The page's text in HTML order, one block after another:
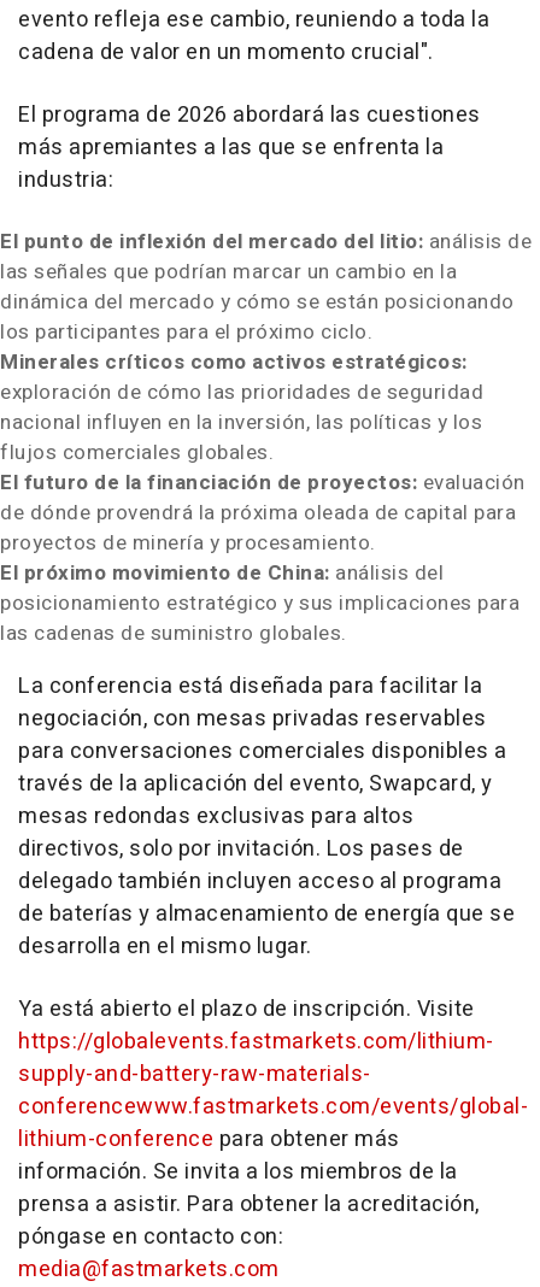
evento refleja ese cambio, reuniendo a toda la
cadena de valor en un momento crucial".
El programa de 2026 abordará las cuestiones
más apremiantes a las que se enfrenta la
industria:
El punto de inflexión del mercado del litio: análisis de
las señales que podrían marcar un cambio en la
dinámica del mercado y cómo se están posicionando
los participantes para el próximo ciclo.
Minerales críticos como activos estratégicos:
exploración de cómo las prioridades de seguridad
nacional influyen en la inversión, las políticas y los
flujos comerciales globales.
El futuro de la financiación de proyectos: evaluación
de dónde provendrá la próxima oleada de capital para
proyectos de minería y procesamiento.
El próximo movimiento de China: análisis del
posicionamiento estratégico y sus implicaciones para
las cadenas de suministro globales.
La conferencia está diseñada para facilitar la
negociación, con mesas privadas reservables
para conversaciones comerciales disponibles a
través de la aplicación del evento, Swapcard, y
mesas redondas exclusivas para altos
directivos, solo por invitación. Los pases de
delegado también incluyen acceso al programa
de baterías y almacenamiento de energía que se
desarrolla en el mismo lugar.
Ya está abierto el plazo de inscripción. Visite
https://globalevents.fastmarkets.com/lithium-
supply-and-battery-raw-materials-
conferencewww.fastmarkets.com/events/global-
lithium-conference para obtener más
información. Se invita a los miembros de la
prensa a asistir. Para obtener la acreditación,
póngase en contacto con:
media@fastmarkets.com